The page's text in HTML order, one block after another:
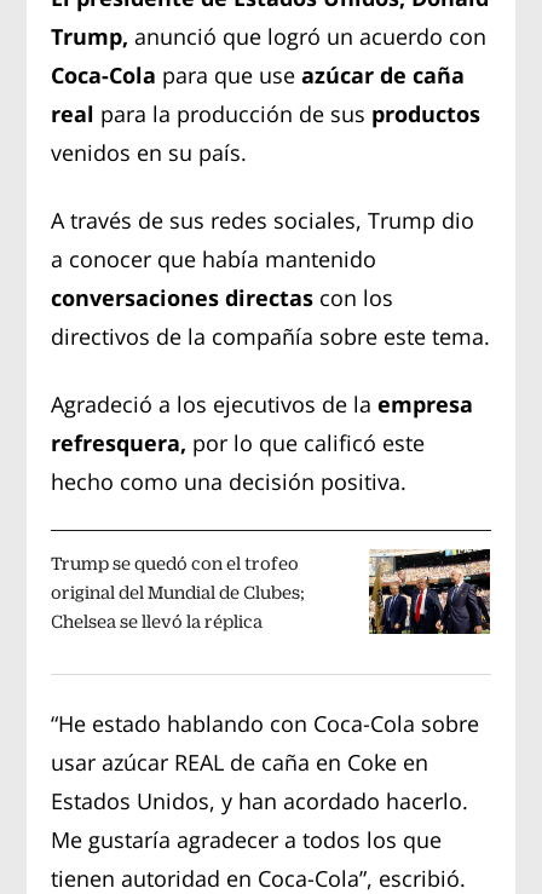
Trump, anunció que logró un acuerdo con
Coca-Cola para que useazúcar de caña
real para la producción de sus productos
venidos en su país.
A través de sus redes sociales, Trump dio
a conocer que había mantenido
conversaciones directas con los
directivos de la compañía sobre este tema.
Agradeció a los ejecutivos de laempresa
refresquera, por lo que calificó este
hecho como una decisión positiva.
Trump se quedó con el trofeo
original del Mundial de Clubes;
Chelsea se llevó la réplica
“He estado hablando con Coca-Cola sobre
usar azúcar REAL de caña en Coke en
Estados Unidos, y han acordado hacerlo.
Me gustaría agradecer a todos los que
tienen autoridad en Coca-Cola”, escribió.